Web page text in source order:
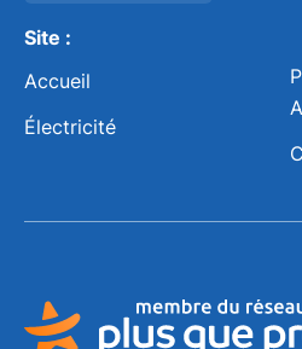
Site :
Accueil
Électricité